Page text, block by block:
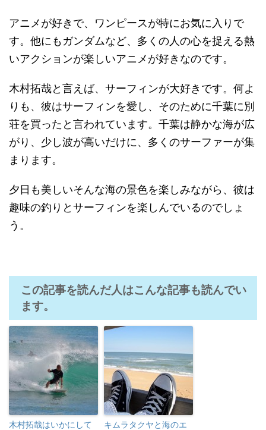
アニメが好きで、ワンピースが特にお気に入りで
す。他にもガンダムなど、多くの人の心を捉える熱
いアクションが楽しいアニメが好きなのです。
木村拓哉と言えば、サーフィンが大好きです。何よ
りも、彼はサーフィンを愛し、そのために千葉に別
荘を買ったと言われています。千葉は静かな海が広
がり、少し波が高いだけに、多くのサーファーが集
まります。
夕日も美しいそんな海の景色を楽しみながら、彼は
趣味の釣りとサーフィンを楽しんでいるのでしょ
う。
この記事を読んだ人はこんな記事も読んでい
ます。
木村拓哉はいかにして キムラタクヤと海のエ